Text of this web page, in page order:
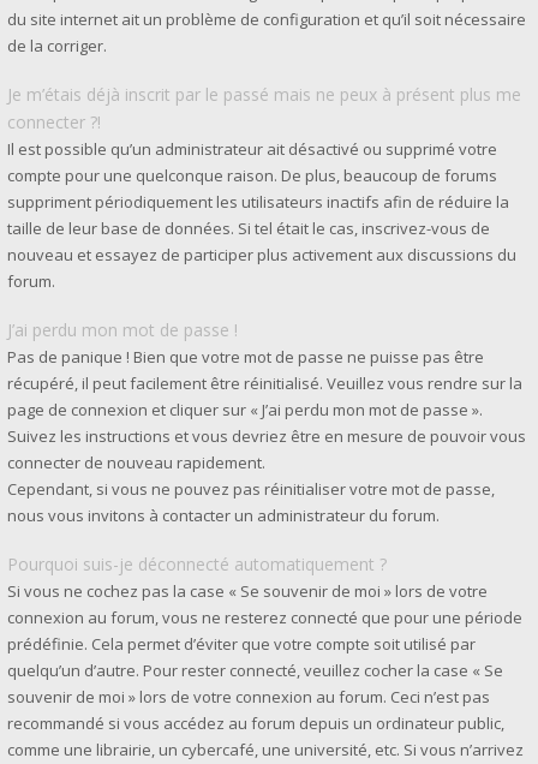
du site internet ait un problème de configuration et qu’il soit nécessaire
de la corriger.
Je m’étais déjà inscrit par le passé mais ne peux à présent plus me
connecter ?!
Il est possible qu’un administrateur ait désactivé ou supprimé votre
compte pour une quelconque raison. De plus, beaucoup de forums
suppriment périodiquement les utilisateurs inactifs afin de réduire la
taille de leur base de données. Si tel était le cas, inscrivez-vous de
nouveau et essayez de participer plus activement aux discussions du
forum.
J’ai perdu mon mot de passe !
Pas de panique ! Bien que votre mot de passe ne puisse pas être
récupéré, il peut facilement être réinitialisé. Veuillez vous rendre sur la
page de connexion et cliquer sur « J’ai perdu mon mot de passe ».
Suivez les instructions et vous devriez être en mesure de pouvoir vous
connecter de nouveau rapidement.
Cependant, si vous ne pouvez pas réinitialiser votre mot de passe,
nous vous invitons à contacter un administrateur du forum.
Pourquoi suis-je déconnecté automatiquement ?
Si vous ne cochez pas la case « Se souvenir de moi » lors de votre
connexion au forum, vous ne resterez connecté que pour une période
prédéfinie. Cela permet d’éviter que votre compte soit utilisé par
quelqu’un d’autre. Pour rester connecté, veuillez cocher la case « Se
souvenir de moi » lors de votre connexion au forum. Ceci n’est pas
recommandé si vous accédez au forum depuis un ordinateur public,
comme une librairie, un cybercafé, une université, etc. Si vous n’arrivez